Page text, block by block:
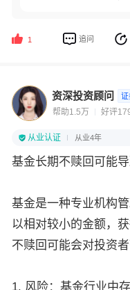
1 追问
资深投资顾问 证
帮助1.5万 好评
从业认证 从业4年
基金长期不赎回可能
基金是一种专业机构
以相对较小的金额，
不赎回可能会对投资
1. 风险：基金行业中